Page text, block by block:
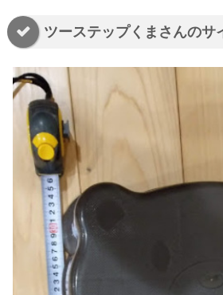
ツーステップくまさんのサ